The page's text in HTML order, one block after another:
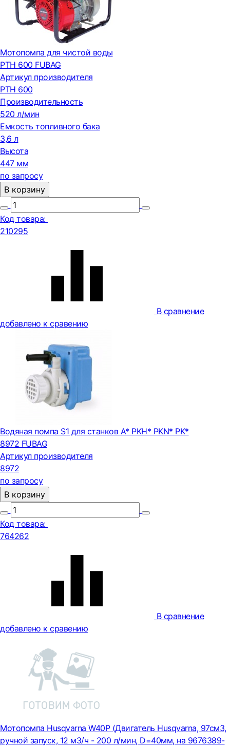
Мотопомпа для чистой воды
PTH 600 FUBAG
Артикул производителя
PTH 600
Производительность
520 л/мин
Емкость топливного бака
3,6 л
Высота
447 мм
по запросу
В корзину
Код товара:
210295
В сравнение
добавлено к сравению
Водяная помпа S1 для станков А* PKH* PKN* PK*
8972 FUBAG
Артикул производителя
8972
по запросу
В корзину
Код товара:
764262
В сравнение
добавлено к сравению
Мотопомпа Husqvarna W40P (Двигатель Husqvarna, 97cм3,
ручной запуск, 12 м3/ч - 200 л/мин, D=40мм, на 9676389-